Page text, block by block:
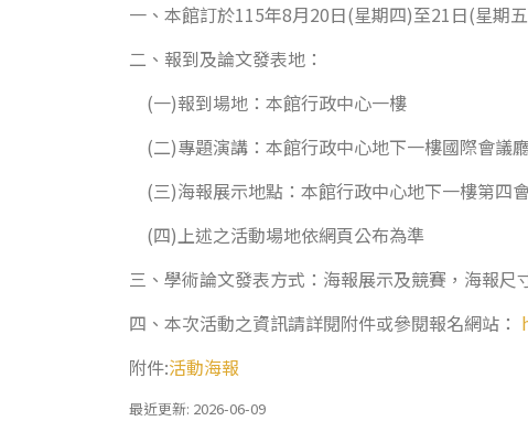
一、本館訂於115年8月20日(星期四)至21日(星期
二、報到及論文發表地：
(一)報到場地：本館行政中心一樓
(二)專題演講：本館行政中心地下一樓國際會議
(三)海報展示地點：本館行政中心地下一樓第四
(四)上述之活動場地依網頁公布為準
三、學術論文發表方式：海報展示及競賽，海報
四、本次活動之資訊請詳閱附件或參閱報名網站：
附件:活動海報
最近更新: 2026-06-09